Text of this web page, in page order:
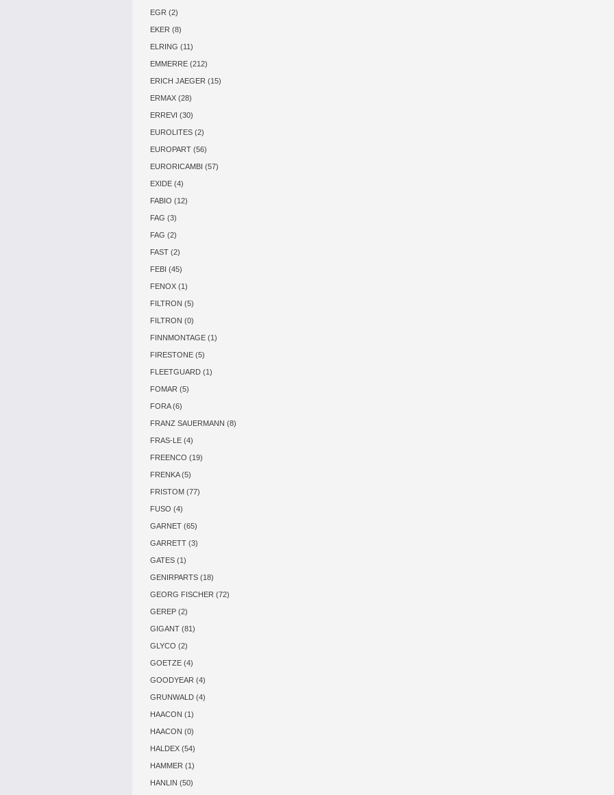
EGR (2)
EKER (8)
ELRING (11)
EMMERRE (212)
ERICH JAEGER (15)
ERMAX (28)
ERREVI (30)
EUROLITES (2)
EUROPART (56)
EURORICAMBI (57)
EXIDE (4)
FABIO (12)
FAG (3)
FAG (2)
FAST (2)
FEBI (45)
FENOX (1)
FILTRON (5)
FILTRON (0)
FINNMONTAGE (1)
FIRESTONE (5)
FLEETGUARD (1)
FOMAR (5)
FORA (6)
FRANZ SAUERMANN (8)
FRAS-LE (4)
FREENCO (19)
FRENKA (5)
FRISTOM (77)
FUSO (4)
GARNET (65)
GARRETT (3)
GATES (1)
GENIRPARTS (18)
GEORG FISCHER (72)
GEREP (2)
GIGANT (81)
GLYCO (2)
GOETZE (4)
GOODYEAR (4)
GRUNWALD (4)
HAACON (1)
HAACON (0)
HALDEX (54)
HAMMER (1)
HANLIN (50)